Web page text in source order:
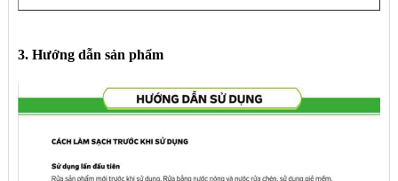
3. Hướng dẫn sản phẩm